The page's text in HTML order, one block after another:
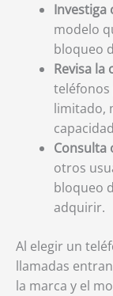
Investiga
modelo
bloqueo
Revisa la
limitado,
Consulta
otros
bloqueo
adquirir.
Al elegir un
llamadas
la marca y el